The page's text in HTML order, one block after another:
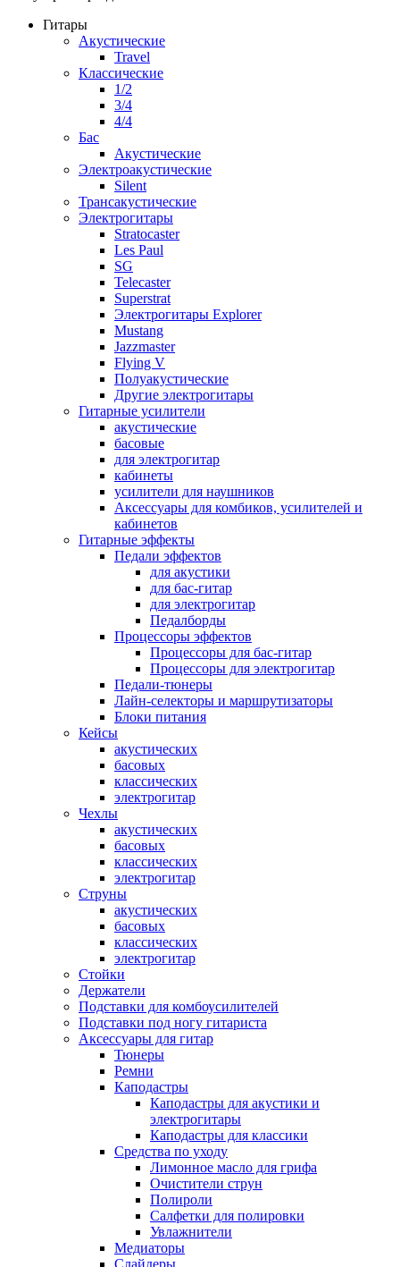
Гитары
Акустические
Travel
Классические
1/2
3/4
4/4
Бас
Акустические
Электроакустические
Silent
Трансакустические
Электрогитары
Stratocaster
Les Paul
SG
Telecaster
Superstrat
Электрогитары Explorer
Mustang
Jazzmaster
Flying V
Полуакустические
Другие электрогитары
Гитарные усилители
акустические
басовые
для электрогитар
кабинеты
усилители для наушников
Аксессуары для комбиков, усилителей и
кабинетов
Гитарные эффекты
Педали эффектов
для акустики
для бас-гитар
для электрогитар
Педалборды
Процессоры эффектов
Процессоры для бас-гитар
Процессоры для электрогитар
Педали-тюнеры
Лайн-селекторы и маршрутизаторы
Блоки питания
Кейсы
акустических
басовых
классических
электрогитар
Чехлы
акустических
басовых
классических
электрогитар
Струны
акустических
басовых
классических
электрогитар
Стойки
Держатели
Подставки для комбоусилителей
Подставки под ногу гитариста
Аксессуары для гитар
Тюнеры
Ремни
Каподастры
Каподастры для акустики и
электрогитары
Каподастры для классики
Средства по уходу
Лимонное масло для грифа
Очистители струн
Полироли
Салфетки для полировки
Увлажнители
Медиаторы
Слайдеры